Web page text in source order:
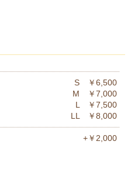
S ￥6,500
M ￥7,000
L ￥7,500
LL ￥8,000
+￥2,000